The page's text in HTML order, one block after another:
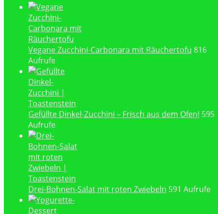
Vegane Zucchini-Carbonara mit Räuchertofu 816
Aufrufe
Gefüllte Dinkel-Zucchini – Frisch aus dem Ofen! 595
Aufrufe
Drei-Bohnen-Salat mit roten Zwiebeln 591 Aufrufe